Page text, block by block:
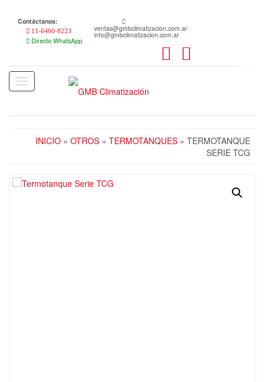
content
Contáctanos:
11-6400-8223
Directo WhatsApp
ventas@gmbclimatizacion.com.ar
info@gmbclimatizacion.com.ar
Toggle
navigation
INICIO » OTROS » TERMOTANQUES » TERMOTANQUE
SERIE TCG